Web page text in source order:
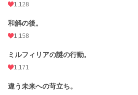
1,128
和解の後。
1,158
ミルフィリアの謎の行動。
1,171
違う未来への苛立ち。